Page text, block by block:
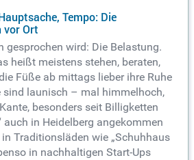
Tempo: Die
vor Ort
gesprochen wird: Die Belastung.
heißt meistens stehen, beraten,
Füße ab mittags lieber ihre Ruhe
sind launisch – mal himmelhoch,
besonders seit Billigketten
auch in Heidelberg angekommen
Traditionsläden wie „Schuhhaus
in nachhaltigen Start-Ups